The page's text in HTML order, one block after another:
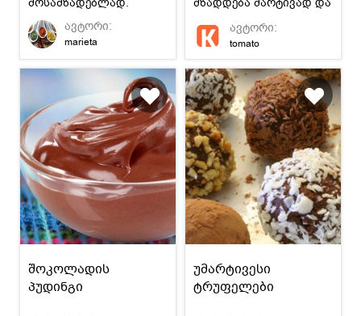
ავტორი:
marieta
ყველას გულს.
ავტორი:
tomato
შოკოლადის
პუდინგი
უმარტივესი
ტრუფელები